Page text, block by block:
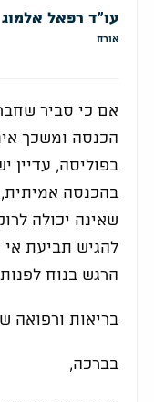
עו"ד רפאל אלמוג
אורח
אם כי סביר
הכנסה ומשכך
בפוליסה, עדיין
בהכנסה
שאינה יכולה
להגיש תביעת
הרגש בנוח
בריאות ורפואה
בברכה,